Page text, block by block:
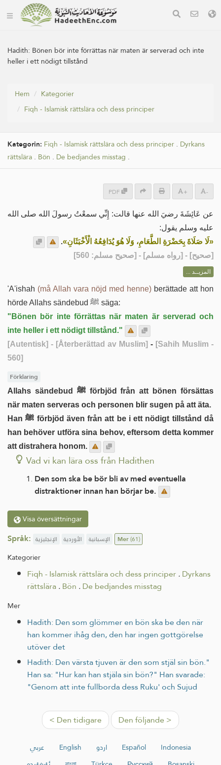
Hadith: Bönen bör inte förrättas när maten är serverad och inte
heller i ett nödigt tillstånd
Hem
Kategorier
Fiqh - Islamisk rättslära och dess principer
Kategorin: Fiqh - Islamisk rättslära och dess principer . Dyrkans
rättslära . Bön . De bedjandes misstag .
PDF + -
عن عَائِشَةَ رضيَ الله عنها قالت: إِنِّي سمعْتُ رسولَ الله صلى الله
عليه وسلم يقول:
«لَا صَلَاةَ بِحَضْرَةِ الطَّعَامِ، وَلَا هُوَ يُدَافِعُهُ الْأَخْبَثَانِ».
[صحيح] - [رواه مسلم] - [صحيح مسلم: 560]
المزيــد ...
'A'ishah (må Allah vara nöjd med henne) berättade att hon
hörde Allahs sändebud ﷺ säga:
"Bönen bör inte förrättas när maten är serverad och
inte heller i ett nödigt tillstånd."
[Autentisk] - [Återberättad av Muslim] - [Sahih Muslim -
560]
Förklaring
Allahs sändebud ﷺ förbjöd från att bönen försättas
när maten serveras och personen blir sugen på att äta.
Han ﷺ förbjöd även från att be i ett nödigt tillstånd då
han behöver utföra sina behov, eftersom detta kommer
att distrahera honom.
Vad vi kan lära oss från Hadithen
Den som ska be bör bli av med eventuella
distraktioner innan han börjar be.
Visa översättningar
Språk: الإنجليزية الأوردية الإسبانية Mer(61)
Kategorier
Fiqh - Islamisk rättslära och dess principer.Dyrkans
rättslära.Bön .De bedjandes misstag
Mer
Hadith: Den som glömmer en bön ska be den när
han kommer ihåg den, den har ingen gottgörelse
utöver det
Hadith: Den värsta tjuven är den som stjäl sin bön."
Han sa: "Hur kan han stjäla sin bön?" Han svarade:
"Genom att inte fullborda dess Ruku' och Sujud
< Den tidigare Den följande >
عربي English اردو Español
Indonesia